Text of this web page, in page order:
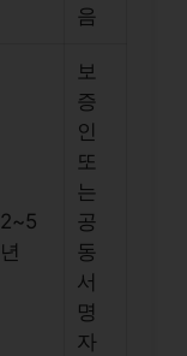
음
2~5
년
보
증
인
또
는
공
동
서
명
자